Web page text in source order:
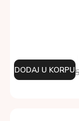
DODAJ U KORPU